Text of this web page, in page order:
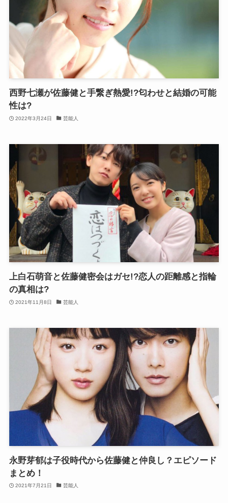
西野七瀬が佐藤健と手繋ぎ熱愛!?匂わせと結婚の可能
性は?
2022年3月24日 芸能人
上白石萌音と佐藤健密会はガセ!?恋人の距離感と指輪
の真相は?
2021年11月8日 芸能人
永野芽郁は子役時代から佐藤健と仲良し？エピソード
まとめ！
2021年7月21日 芸能人